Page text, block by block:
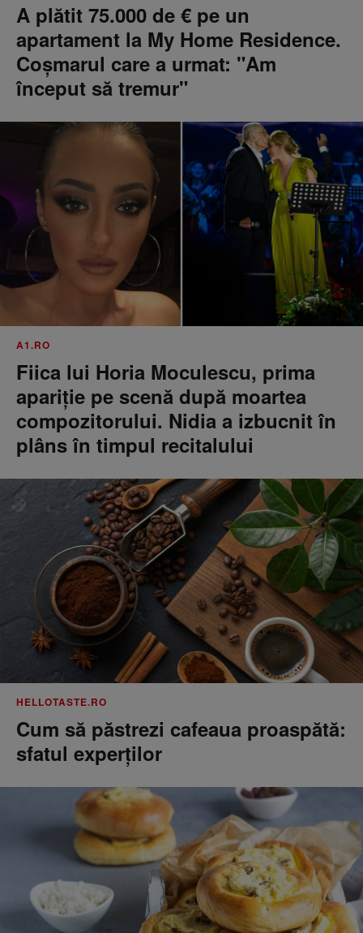
A plătit 75.000 de € pe un
apartament la My Home Residence.
Coşmarul care a urmat: "Am
început să tremur"
A1.RO
Fiica lui Horia Moculescu, prima
apariție pe scenă după moartea
compozitorului. Nidia a izbucnit în
plâns în timpul recitalului
HELLOTASTE.RO
Cum să păstrezi cafeaua proaspătă:
sfatul experților